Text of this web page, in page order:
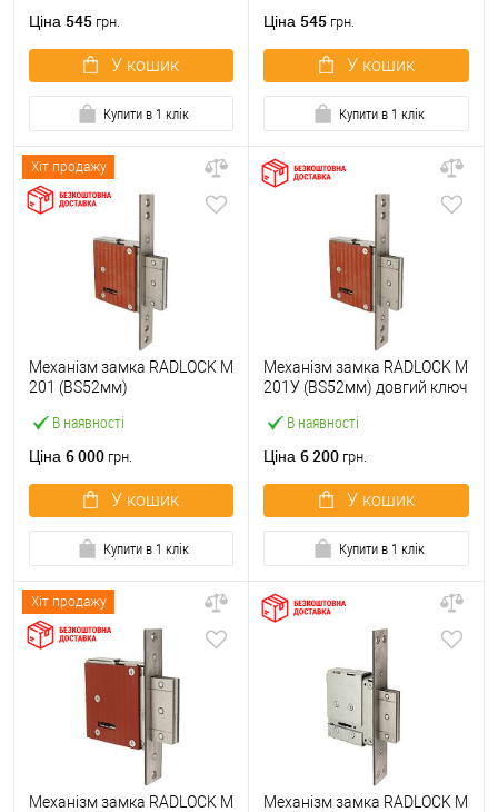
Ціна 545 грн.
У кошик
Купити в 1 клік
Ціна 545 грн.
У кошик
Купити в 1 клік
Хіт продажу
В наявності
Механізм замка RADLOCK M
201 (BS52мм)
Ціна 6 000 грн.
У кошик
Купити в 1 клік
В наявності
Механізм замка RADLOCK M
201У (BS52мм) довгий ключ
Ціна 6 200 грн.
У кошик
Купити в 1 клік
Хіт продажу
Механізм замка RADLOCK M
Механізм замка RADLOCK M